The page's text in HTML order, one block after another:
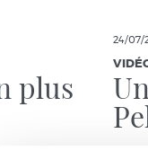
plus
24/07/